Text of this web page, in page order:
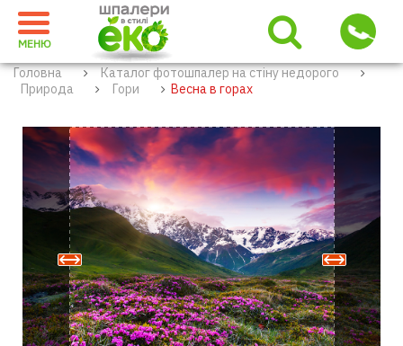
МЕНЮ
Головна
Каталог фотошпалер на стіну недорого
Природа
Гори Весна в горах